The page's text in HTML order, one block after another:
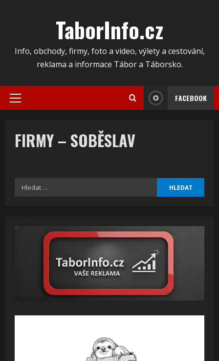
TaborInfo.cz
Info, obchody, firmy, foto a video, výlety a cestování,
reklama a informace Tábor a Táborsko.
Primary
FACEBOOK
FIRMY – SOBĚSLAV
Vyhledávání